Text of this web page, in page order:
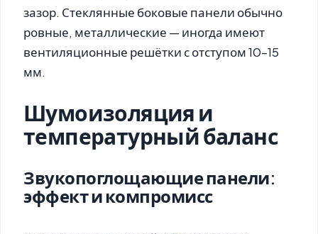
зазор. Стеклянные боковые панели обычно
ровные, металлические — иногда имеют
вентиляционные решётки с отступом 10–15
мм.
Шумоизоляция и
температурный баланс
Звукопоглощающие панели:
эффект и компромисс